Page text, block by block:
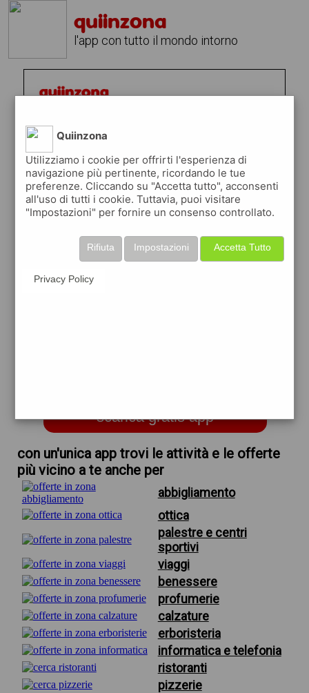
quiinzona
l'app con tutto il mondo intorno
scarica gratis app
con un'unica app trovi le attività e le offerte
più vicino a te anche per
abbigliamento
ottica
palestre e centri
sportivi
viaggi
benessere
profumerie
calzature
erboristeria
informatica e telefonia
ristoranti
pizzerie
Quiinzona
Utilizziamo i cookie per offrirti l'esperienza di
navigazione più pertinente, ricordando le tue
preferenze. Cliccando su "Accetta tutto", acconsenti
all'uso di tutti i cookie. Tuttavia, puoi visitare
"Impostazioni" per fornire un consenso controllato.
Accetta Tutto
Impostazioni
Rifiuta
Privacy Policy